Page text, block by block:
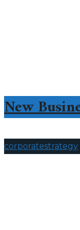
New
corporatestrategy